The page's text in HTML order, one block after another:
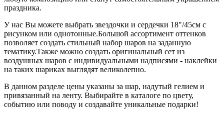
праздника.
У нас Вы можете выбрать звездочки и сердечки 18"/45см с
рисунком или однотонные.Большой ассортимент оттенков
позволяет создать стильный набор шаров на заданную
тематику.Также можно создать оригинальный сет из
воздушных шаров с индивидуальными надписями - наклейки
на таких шариках выглядят великолепно.
В данном разделе цены указаны за шар, надутый гелием и
привязанный на ленту. Выбирайте в каталоге по цвету,
событию или поводу и создавайте уникальные подарки!